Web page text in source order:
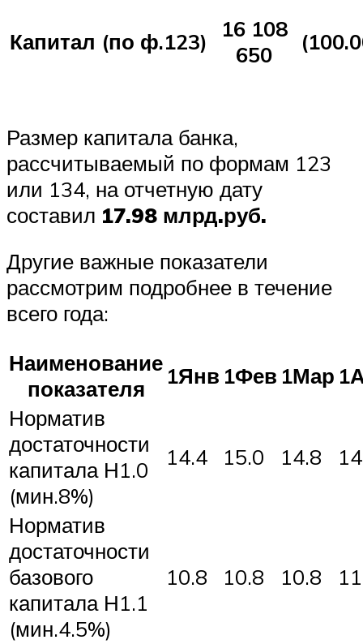
Капитал (по ф.123)
16 108
650
Размер капитала банка,
рассчитываемый по формам 123
или 134, на отчетную дату
составил 17.98 млрд.руб.
Другие важные показатели
рассмотрим подробнее в течение
всего года:
Наименование
показателя
1Янв 1Фев 1Мар
Норматив
достаточности
капитала Н1.0
(мин.8%)
14.4 15.0 14.8
Норматив
достаточности
базового
капитала Н1.1
(мин.4.5%)
10.8 10.8 10.8